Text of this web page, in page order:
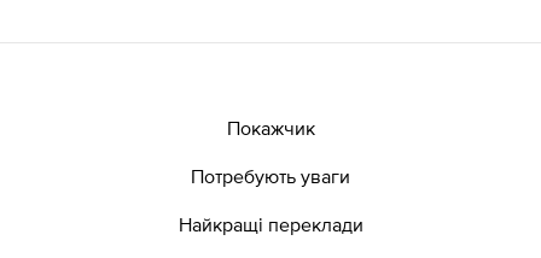
Покажчик
Потребують уваги
Найкращі переклади